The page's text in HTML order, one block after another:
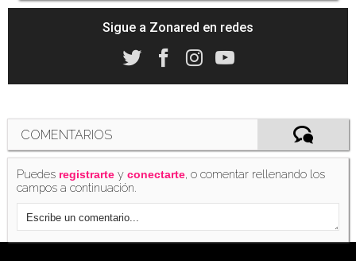
Sigue a Zonared en redes
COMENTARIOS
Puedes registrarte yconectarte, o comentar rellenando los
campos a continuación.